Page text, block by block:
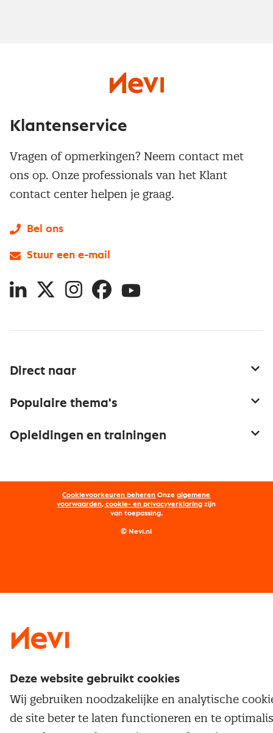
Direct naar
Netwerk en communities
Word lid van Nevi
Nevi PMI®
Populaire thema's
Onderhandelen
Opleidingen en trainingen
Opleidingen
Maatwerk
Nevi 1
Klantenservice
Vragen of opmerkingen? Neem contact met
ons op. Onze professionals van het Klant
contact center helpen je graag.
Bel ons
Stuur een e-mail
LinkedIn
X InstagramFacebookYouTube
Cookievoorkeuren beheren Onzealgemene
voorwaarden, cookie- en privacyverklaring zijn
van toepassing.
© Nevi.nl
Deze website gebruikt cookies
Wij gebruiken noodzakelijke en analytische
de site beter te laten functioneren en te